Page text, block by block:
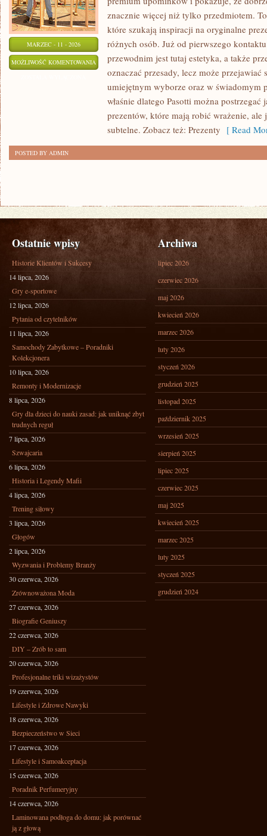
MARZEC - 11 - 2026
MOŻLIWOŚĆ KOMENTOWANIA PREZENTY
(ZRÓB
SAM)
znacznie więcej niż tylko przedmiotem.
które szukają inspiracji na oryginalne
różnych osób. Już od pierwszego
przewodnim jest tutaj estetyka, a także
oznaczać przesady, lecz może przejawiać
umiejętnym wyborze oraz w świadomym
właśnie dlatego Pasotti można
prezentów, które mają robić wrażenie, ale
subtelne. Zobacz też: Prezenty [ Read
POSTED BY ADMIN
Ostatnie wpisy
Historie Klientów i Sukcesy
14 lipca, 2026
Gry e-sportowe
12 lipca, 2026
Pytania od czytelników
11 lipca, 2026
Samochody Zabytkowe – Poradniki
Kolekcjonera
10 lipca, 2026
Remonty i Modernizacje
8 lipca, 2026
Gry dla dzieci do nauki zasad: jak uniknąć zbyt
trudnych reguł
7 lipca, 2026
Szwajcaria
6 lipca, 2026
Historia i Legendy Mafii
4 lipca, 2026
Trening siłowy
3 lipca, 2026
Głogów
2 lipca, 2026
Wyzwania i Problemy Branży
30 czerwca, 2026
Zrównoważona Moda
27 czerwca, 2026
Biografie Geniuszy
22 czerwca, 2026
DIY – Zrób to sam
20 czerwca, 2026
Profesjonalne triki wizażystów
19 czerwca, 2026
Lifestyle i Zdrowe Nawyki
18 czerwca, 2026
Bezpieczeństwo w Sieci
17 czerwca, 2026
Lifestyle i Samoakceptacja
15 czerwca, 2026
Poradnik Perfumeryjny
14 czerwca, 2026
Laminowana podłoga do domu: jak porównać
ją z głową
Archiwa
lipiec 2026
czerwiec 2026
maj 2026
kwiecień 2026
marzec 2026
luty 2026
styczeń 2026
grudzień 2025
listopad 2025
październik 2025
wrzesień 2025
sierpień 2025
lipiec 2025
czerwiec 2025
maj 2025
kwiecień 2025
marzec 2025
luty 2025
styczeń 2025
grudzień 2024